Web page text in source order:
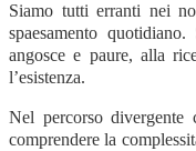
Siamo tutti erranti nei
spaesamento
angosce e paure, alla
l’esistenza.
Nel percorso divergente
comprendere la